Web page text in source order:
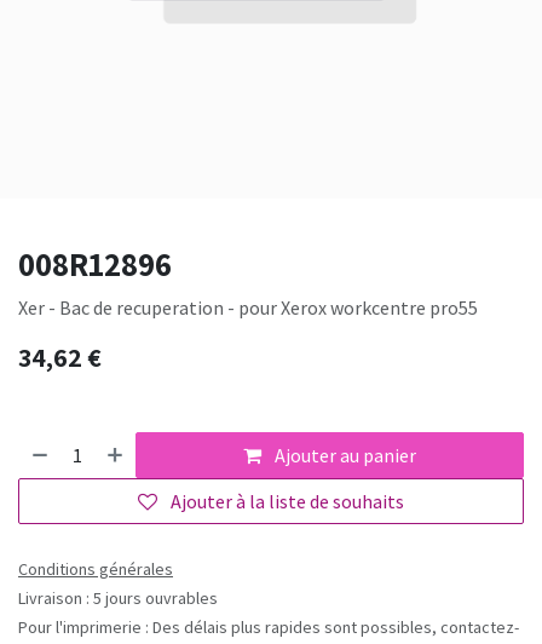
008R12896
Xer - Bac de recuperation - pour Xerox workcentre pro55
34,62€
Ajouter au panier
Ajouter à la liste de souhaits
Conditions générales
Livraison : 5 jours ouvrables
Pour l'imprimerie : Des délais plus rapides sont possibles, contactez-